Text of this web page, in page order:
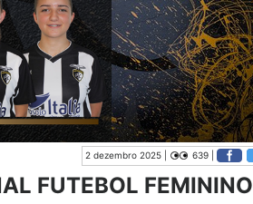
2 dezembro 2025 | 639 |
FUTEBOL FEMININO